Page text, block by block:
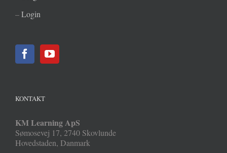
–Login
KONTAKT
KM Learning ApS
Sømosevej 17, 2740 Skovlunde
Hovedstaden, Danmark